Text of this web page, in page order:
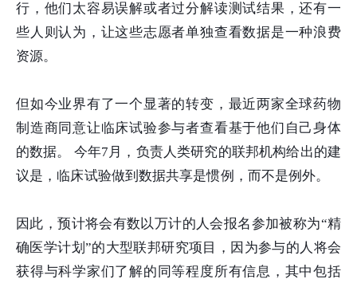
行，他们太容易误解或者过分解读测试结果，还有一
些人则认为，让这些志愿者单独查看数据是一种浪费
资源。
但如今业界有了一个显著的转变，最近两家全球药物
制造商同意让临床试验参与者查看基于他们自己身体
的数据。 今年7月，负责人类研究的联邦机构给出的建
议是，临床试验做到数据共享是惯例，而不是例外。
因此，预计将会有数以万计的人会报名参加被称为“精
确医学计划”的大型联邦研究项目，因为参与的人将会
获得与科学家们了解的同等程度所有信息，其中包括